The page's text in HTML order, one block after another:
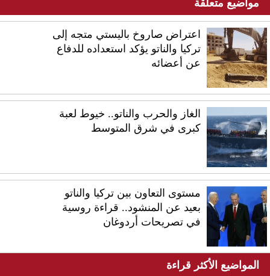
مواضيع متعلقة
اعتراض صاروخ باليستي متجه إلى
تركيا والناتو يؤكد استعداده للدفاع
عن أعضائه
الغاز والحرب والناتو.. خيوط لعبة
كبرى في شرق المتوسط
مستوى التعاون بين تركيا والناتو
بعيد عن المنشود.. قراءة روسية
في تصريحات أردوغان
المواضيع الأكثر قراءة